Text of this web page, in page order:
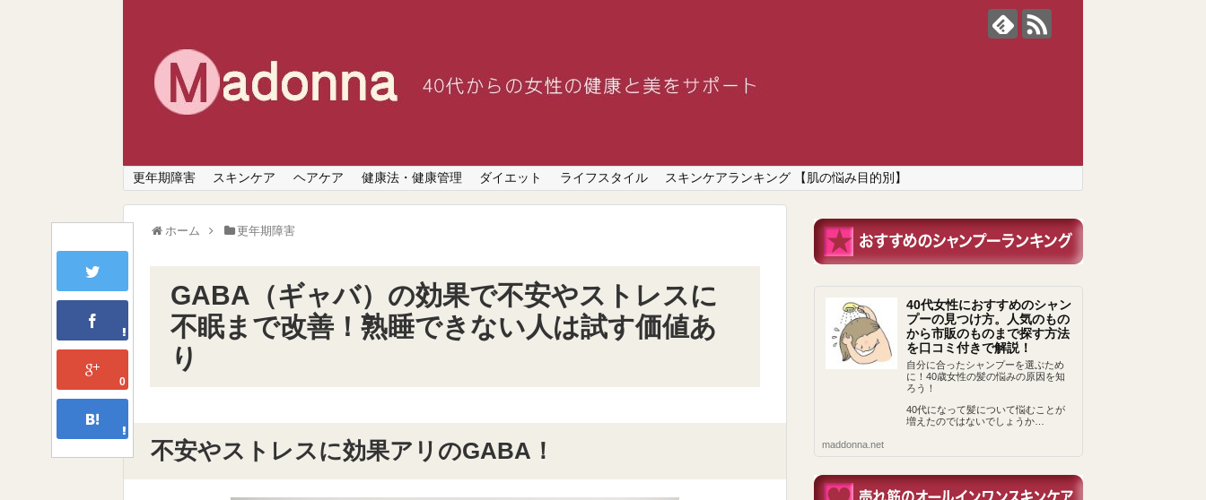
更年期障害 スキンケア ヘアケア 健康法・健康管理 ダイエット ライフスタイル スキンケアランキング 【肌の悩み目的別】
ホーム 更年期障害
0
GABA（ギャバ）の効果で不安やストレスに
不眠まで改善！熟睡できない人は試す価値あ
り
不安やストレスに効果アリのGABA！
40代女性におすすめのシャン
プーの見つけ方。人気のもの
から市販のものまで探す方法
を口コミ付きで解説！
自分に合ったシャンプーを選ぶため
に！40歳女性の髪の悩みの原因を知
ろう！
40代になって髪について悩むことが
増えたのではないでしょうか…
maddonna.net